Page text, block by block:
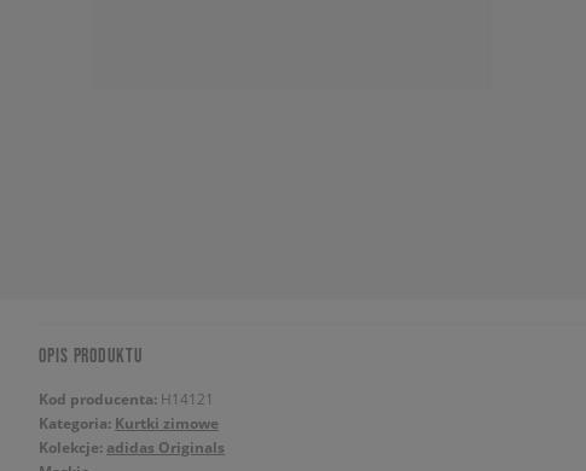
OPIS PRODUKTU
Kod producenta: H14121
Kategoria: Kurtki zimowe
Kolekcje: adidas Originals